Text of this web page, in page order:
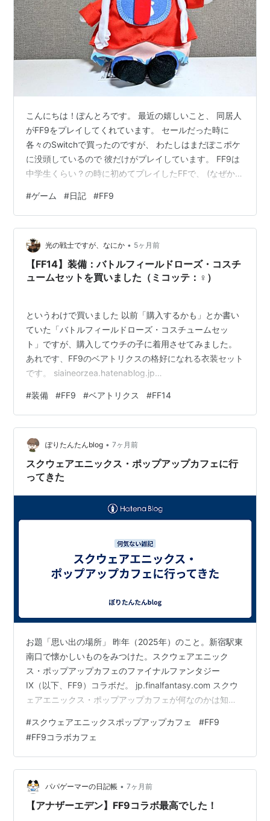
こんにちは！ぽんとろです。 最近の嬉しいこと、 同居人
がFF9をプレイしてくれています。 セールだった時に
各々のSwitchで買ったのですが、 わたしはまだぽこポケ
に没頭しているので 彼だけがプレイしています。 FF9は
中学生くらい？の時に初めてプレイしたFFで、 (なぜか
ャラクターも、音楽も大好きな作品です。 FF9のBGMが
隣の部屋から聴こえてくるとき、 こんな嬉しいことがあ
っていいのか、と思う。 懐古厨なので昔やったゲームを
永遠に擦っていたい。 つまり思い出のゲームを身近な人
がプレイしてくれる、 というのは至上の贅沢かもしれま
せん。…
#ゲーム #日記 #FF9
光の戦士ですが、なにか • 5ヶ月前
【FF14】装備：バトルフィールドローズ・コスチ
ュームセットを買いました（ミコッテ：♀）
というわけで買いました 以前「購入するかも」とか書い
ていた「バトルフィールドローズ・コスチュームセッ
ト」ですが、購入してウチの子に着用させてみました。
あれです、FF9のベアトリクスの格好になれる衣装セット
です。 siaineorzea.hatenablog.jp
変更しています。ナイトの状態で、ミラプリではなく各
項目装備させています。 全身 タイツが肌の色をモロに出
すかなーと思っていたらそうではなく、赤ベースの色が
付いたものでちょっと安心しました。 後ろ 抜刀するとよ
く分かるのですが、背面にはバラの花が描かれていま…
#装備 #FF9 #ベアトリクス #FF14
ぽりたんたんblog • 7ヶ月前
スクウェアエニックス・ポップアップカフェに行
ってきた
お題「思い出の場所」 昨年（2025年）のこと。新宿駅東
南口で懐かしいものをみつけた。スクウェアエニック
ス・ポップアップカフェのファイナルファンタジー
IX（以下、FF9）コラボだ。 jp.finalfantasy.com スクウ
ェアエニックス・ポップアップカフェが何なのかは知ら
FF9は昨年で25周年なんだとか。このゲームが発売され
た当時、僕は中学1年生だったわけで、それから25年も歳
をとったということか・・・ゆとり第一世代の僕はFF7～
FF10-2あたりが世代ど真ん中。FF1～FF6まではリマスタ
ー版しかプレイしたことないし、FF11はネト…
#スクウェアエニックスポップアップカフェ #FF9
#FF9コラボカフェ
パパゲーマーの日記帳 • 7ヶ月前
【アナザーエデン】FF9コラボ最高でした！